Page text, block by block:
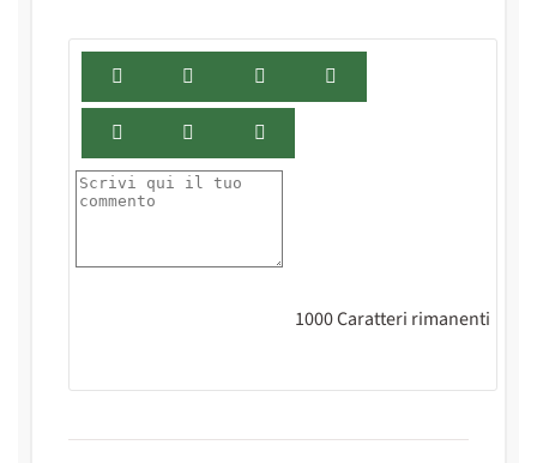
1000Caratteri rimanenti